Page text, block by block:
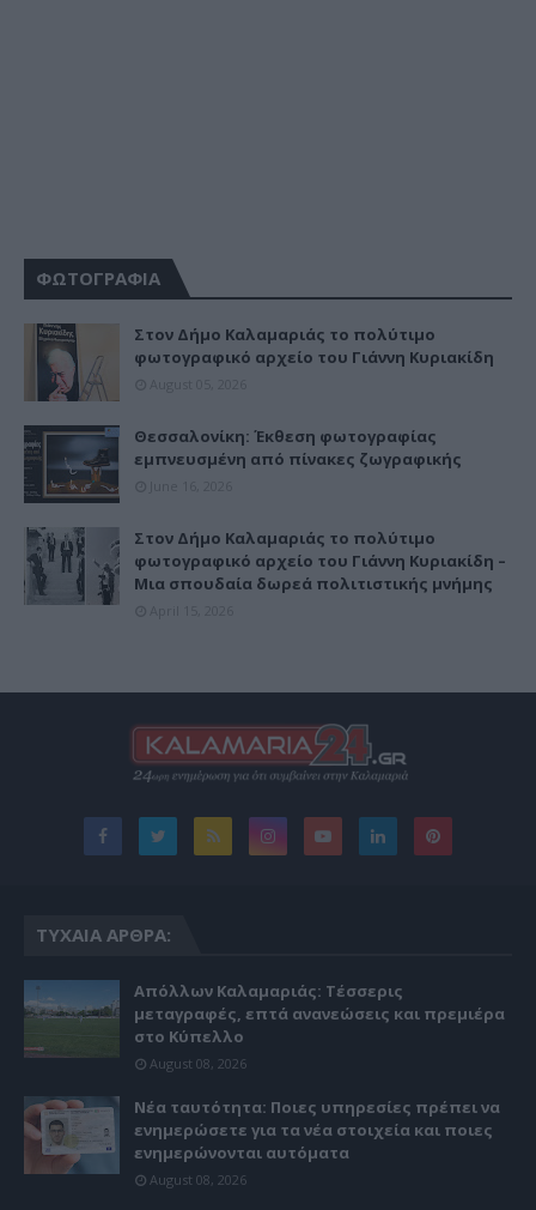
ΦΩΤΟΓΡΑΦΙΑ
Στον Δήμο Καλαμαριάς το πολύτιμο
φωτογραφικό αρχείο του Γιάννη Κυριακίδη
Θεσσαλονίκη: Έκθεση φωτογραφίας
εμπνευσμένη από πίνακες ζωγραφικής
Στον Δήμο Καλαμαριάς το πολύτιμο
φωτογραφικό αρχείο του Γιάννη Κυριακίδη –
Μια σπουδαία δωρεά πολιτιστικής μνήμης
ΤΥΧΑΊΑ ΆΡΘΡΑ:
Απόλλων Καλαμαριάς: Τέσσερις
μεταγραφές, επτά ανανεώσεις και πρεμιέρα
στο Κύπελλο
August 08, 2026
Νέα ταυτότητα: Ποιες υπηρεσίες πρέπει να
ενημερώσετε για τα νέα στοιχεία και ποιες
ενημερώνονται αυτόματα
August 08, 2026